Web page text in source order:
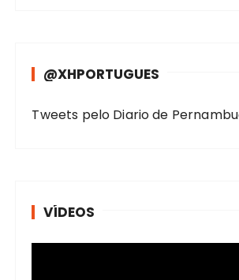
@XHPORTUGUES
Tweets pelo Diario de
VÍDEOS